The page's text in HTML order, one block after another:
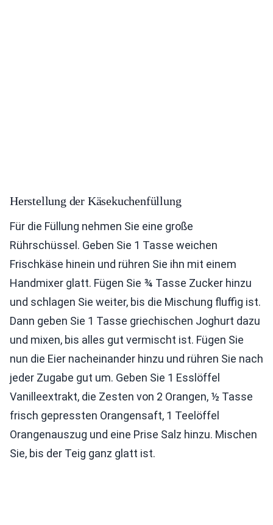
Herstellung der Käsekuchenfüllung
Für die Füllung nehmen Sie eine große
Rührschüssel. Geben Sie 1 Tasse weichen
Frischkäse hinein und rühren Sie ihn mit einem
Handmixer glatt. Fügen Sie ¾ Tasse Zucker hinzu
und schlagen Sie weiter, bis die Mischung fluffig ist.
Dann geben Sie 1 Tasse griechischen Joghurt dazu
und mixen, bis alles gut vermischt ist. Fügen Sie
nun die Eier nacheinander hinzu und rühren Sie nach
jeder Zugabe gut um. Geben Sie 1 Esslöffel
Vanilleextrakt, die Zesten von 2 Orangen, ½ Tasse
frisch gepressten Orangensaft, 1 Teelöffel
Orangenauszug und eine Prise Salz hinzu. Mischen
Sie, bis der Teig ganz glatt ist.